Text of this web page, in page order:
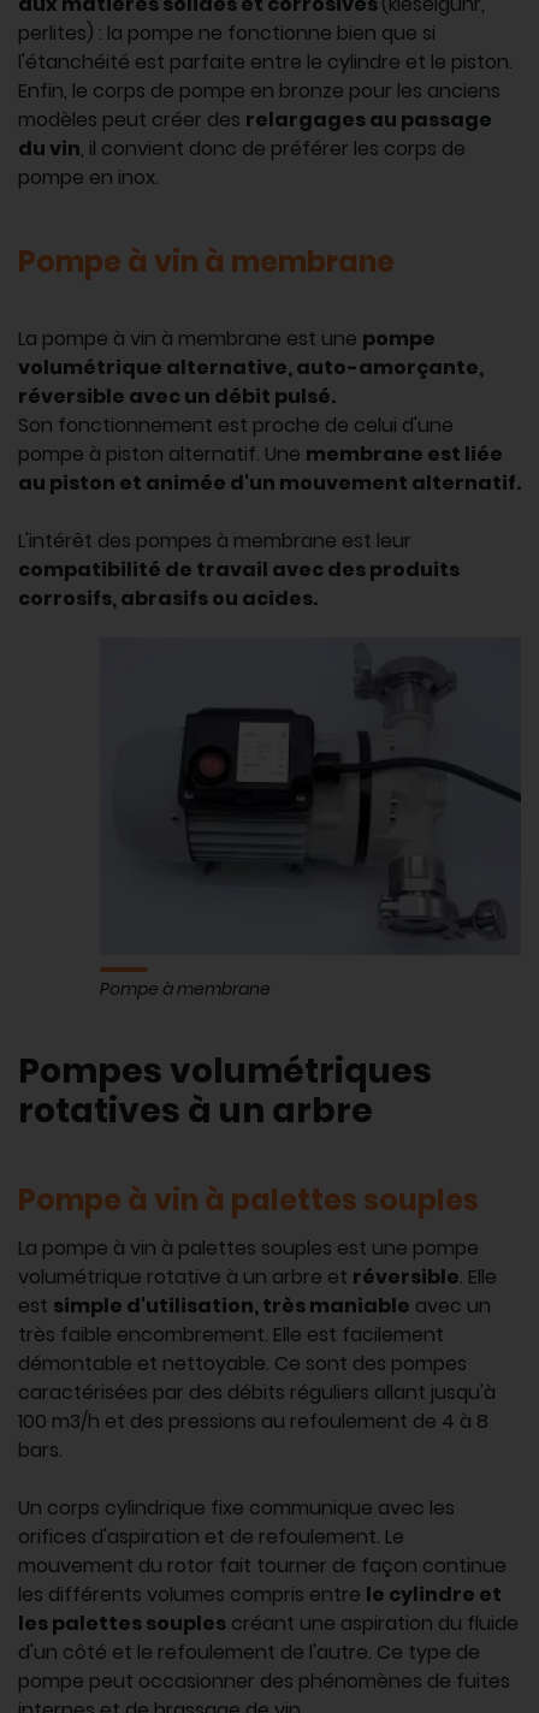
perlites) : la pompe ne fonctionne bien que si
l'étanchéité est parfaite entre le cylindre et le piston.
Enfin, le corps de pompe en bronze pour les anciens
modèles peut créer des relargages au passage
du vin, il convient donc de préférer les corps de
pompe en inox.
Pompe à vin à membrane
La pompe à vin à membrane est une pompe
volumétrique alternative, auto-amorçante,
réversible avec un débit pulsé.
Son fonctionnement est proche de celui d'une
pompe à piston alternatif. Une membrane est liée
au piston et animée d'un mouvement alternatif.
L'intérêt des pompes à membrane est leur
compatibilité de travail avec des produits
corrosifs, abrasifs ou acides.
Pompe à membrane
Pompes volumétriques
rotatives à un arbre
Pompe à vin à palettes souples
La pompe à vin à palettes souples est une pompe
volumétrique rotative à un arbre et réversible. Elle
est simple d'utilisation, très maniable avec un
très faible encombrement. Elle est facilement
démontable et nettoyable. Ce sont des pompes
caractérisées par des débits réguliers allant jusqu'à
100 m3/h et des pressions au refoulement de 4 à 8
bars.
Un corps cylindrique fixe communique avec les
orifices d'aspiration et de refoulement. Le
mouvement du rotor fait tourner de façon continue
les différents volumes compris entre le cylindre et
les palettes souples créant une aspiration du fluide
d'un côté et le refoulement de l'autre. Ce type de
pompe peut occasionner des phénomènes de fuites